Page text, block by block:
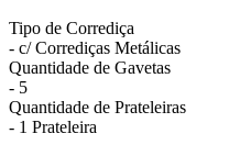
Tipo de Corrediça
- c/ Corrediças Metálicas
Quantidade de Gavetas
- 5
Quantidade de Prateleiras
- 1 Prateleira